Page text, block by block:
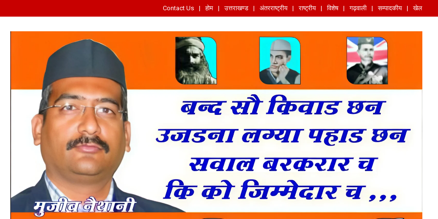
Contact Us होम उत्तराखण्ड अंतरराष्ट्रीय राष्ट्रीय विशेष गढ़वाली सम्पादकीय खेल